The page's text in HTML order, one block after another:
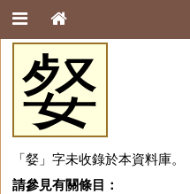
㛑
「㛑」字未收錄於本資料庫。
請參見有關條目：